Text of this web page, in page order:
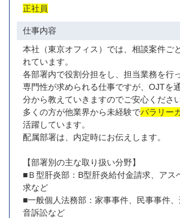
正社員
仕事内容
本社（東京オフィス）では、相談案件ご
れています。
各部署内で役割分担をし、担当業務を行
専門性が求められる仕事ですが、OJTを
分から教えていきますのでご安心ください
多くの方が他業界から未経験でパラリー
活躍しています。
配属部署は、内定時にお伝えします。
【部署別の主な取り扱い分野】
■Ｂ型肝炎部：B型肝炎給付金請求、アス
求など
■一般個人法務部：家事事件、民事事件
音訴訟など